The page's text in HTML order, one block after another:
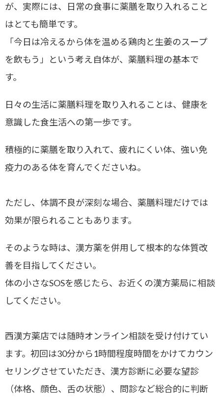
が、実際には、日常の食事に薬膳を取り入れること
はとても簡単です。
「今日は冷えるから体を温める鶏肉と生姜のスープ
を飲もう」という考え自体が、薬膳料理の基本で
す。
日々の生活に薬膳料理を取り入れることは、健康を
意識した食生活への第一歩です。
積極的に薬膳を取り入れて、疲れにくい体、強い免
疫力のある体を育んでくださいね。
ただし、体調不良が深刻な場合、薬膳料理だけでは
効果が限られることもあります。
そのような時は、漢方薬を併用して根本的な体質改
善を目指してください。
体の小さなSOSを感じたら、お近くの漢方薬局に相談
してください。
西漢方薬店では随時オンライン相談を受け付けてい
ます。初回は30分から1時間程度時間をかけてカウン
セリングさせていただき、漢方診断に必要な望診
（体格、顔色、舌の状態）、問診など総合的に判断